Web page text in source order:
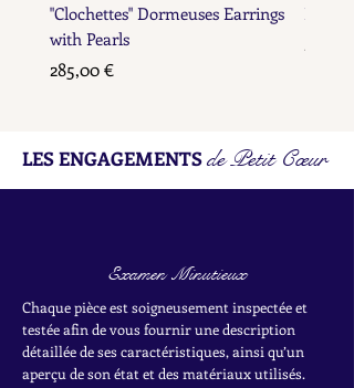
"Clochettes" Dormeuses Earrings
with Pearls
Prix
285,00 €
LES ENGAGEMENTSde Petit Cœur
Examen Minutieux
Chaque pièce est soigneusement inspectée et
testée afin de vous fournir une description
détaillée de ses caractéristiques, ainsi qu’un
aperçu de son état et des matériaux utilisés.